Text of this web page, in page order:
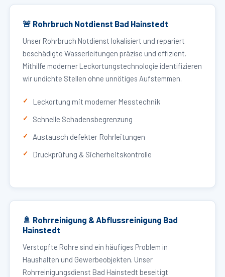
🚨 Rohrbruch Notdienst Bad Hainstedt
Unser Rohrbruch Notdienst lokalisiert und repariert
beschädigte Wasserleitungen präzise und effizient.
Mithilfe moderner Leckortungstechnologie identifizieren
wir undichte Stellen ohne unnötiges Aufstemmen.
Leckortung mit moderner Messtechnik
Schnelle Schadensbegrenzung
Austausch defekter Rohrleitungen
Druckprüfung & Sicherheitskontrolle
🚿 Rohrreinigung & Abflussreinigung Bad
Hainstedt
Verstopfte Rohre sind ein häufiges Problem in
Haushalten und Gewerbeobjekten. Unser
Rohrreinigungsdienst Bad Hainstedt beseitigt